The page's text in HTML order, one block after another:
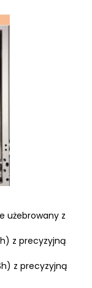
użebrowany z
z precyzyjną
z precyzyjną